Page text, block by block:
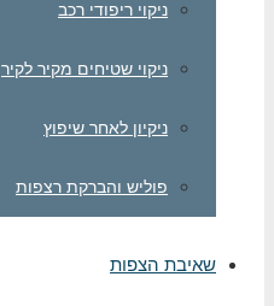
ניקוי ריפודי רכב
ניקוי שטיחים מקיר לקיר
ניקיון לאחר שיפוץ
פוליש והברקת רצפות
שאיבת הצפות